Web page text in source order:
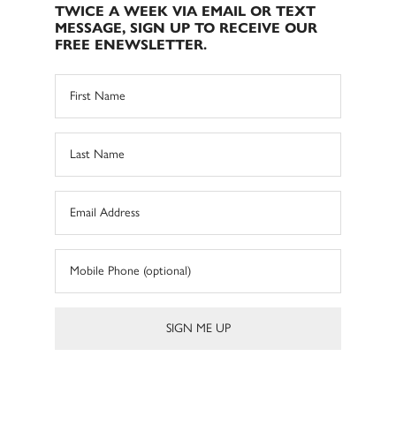
TWICE A WEEK VIA EMAIL OR TEXT
MESSAGE, SIGN UP TO RECEIVE OUR
FREE ENEWSLETTER.